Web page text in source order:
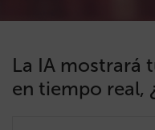
La IA mostrará
en tiempo real,